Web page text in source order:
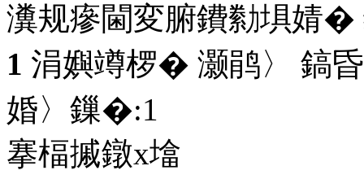
瀵规瘮閫変腑鐨勬埧婧�
1 涓嬩竴椤� 灏鹃〉 鎬
婚〉鏁�:1
搴楅摵鐓х墖